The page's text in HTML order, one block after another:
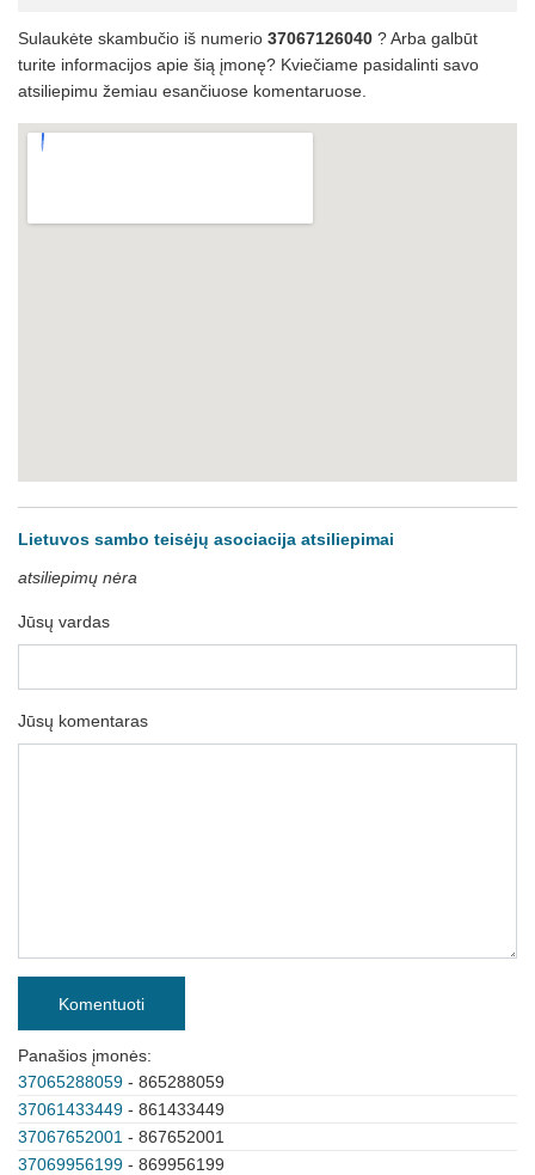
Sulaukėte skambučio iš numerio 37067126040 ? Arba galbūt
turite informacijos apie šią įmonę? Kviečiame pasidalinti savo
atsiliepimu žemiau esančiuose komentaruose.
Lietuvos sambo teisėjų asociacija atsiliepimai
atsiliepimų nėra
Jūsų vardas
Jūsų komentaras
Komentuoti
Panašios įmonės:
37065288059 - 865288059
37061433449 - 861433449
37067652001 - 867652001
37069956199 - 869956199